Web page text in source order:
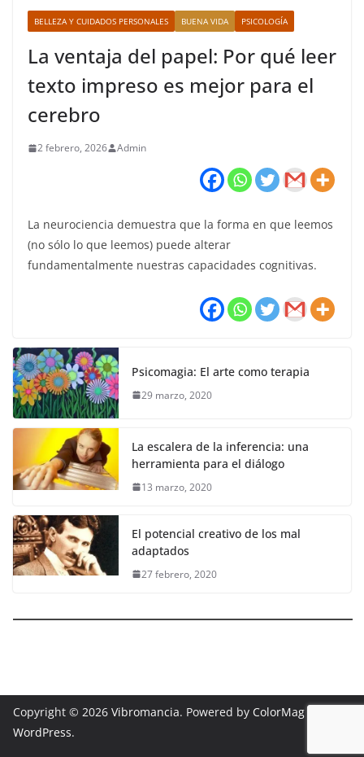
BELLEZA Y CUIDADOS PERSONALES BUENA VIDA PSICOLOGÍA
La ventaja del papel: Por qué leer
texto impreso es mejor para el
cerebro
2 febrero, 2026 Admin
La neurociencia demuestra que la forma en que leemos
(no sólo lo que leemos) puede alterar
fundamentalmente nuestras capacidades cognitivas.
Psicomagia: El arte como terapia
29 marzo, 2020
La escalera de la inferencia: una
herramienta para el diálogo
13 marzo, 2020
El potencial creativo de los mal
adaptados
27 febrero, 2020
Copyright © 2026 Vibromancia. Powered by ColorMagand
WordPress.